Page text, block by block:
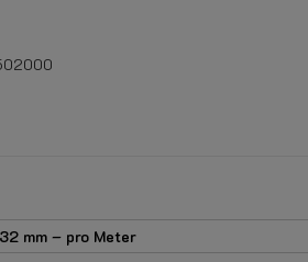
mm – pro Meter